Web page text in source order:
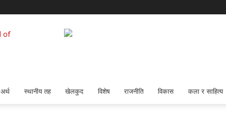
अर्थ स्थानीय तह खेलकुद विशेष राजनीति विकास कला र साहित्य